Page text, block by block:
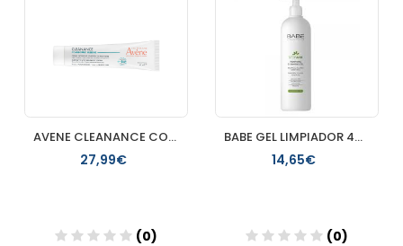
AVENE CLEANANCE COMEDOMED PEELING 40ML
27,99€
(0)
BABE GEL LIMPIADOR 400 ML STOP AKN
14,65€
(0)